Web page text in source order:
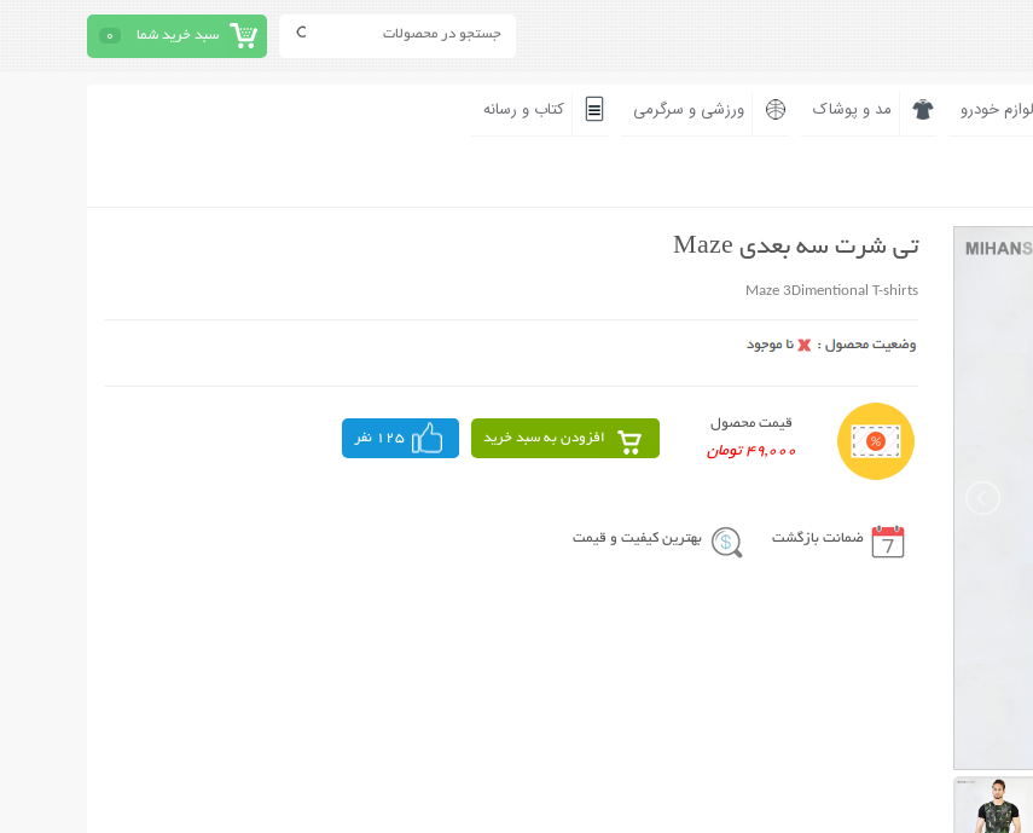
سبد خرید شما 0
لوازم خودرو مد و پوشاک ورزشی و سرگرمی کتاب و رسانه
تی شرت سه بعدی Maze
Maze 3Dimentional T-shirts
قیمت محصول
49,000 تومان
افزودن به سبد خرید 125 نفر
ضمانت بازگشت بهترین کیفیت و قیمت